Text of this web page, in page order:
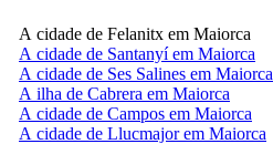
A cidade de Felanitx em Maiorca
A cidade de Santanyí em Maiorca
A cidade de Ses Salines em Maiorca
A ilha de Cabrera em Maiorca
A cidade de Campos em Maiorca
A cidade de Llucmajor em Maiorca